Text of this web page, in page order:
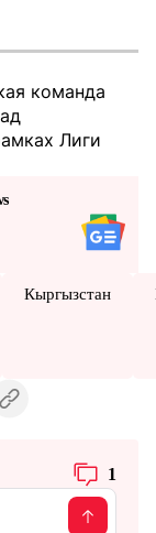
команда
Лиги
Кыргызстан
1